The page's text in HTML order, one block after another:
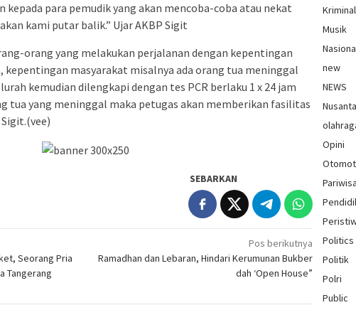
para pemudik yang akan mencoba-coba atau nekat
kami putar balik.” Ujar AKBP Sigit
orang yang melakukan perjalanan dengan kepentingan
kepentingan masyarakat misalnya ada orang tua meninggal
kemudian dilengkapi dengan tes PCR berlaku 1 x 24 jam
tua yang meninggal maka petugas akan memberikan fasilitas
SEBARKAN
Seorang Pria
Tangerang
Pos berikutnya
Ramadhan dan Lebaran, Hindari Kerumunan Bukber
dah ‘Open House”
Kriminal
Musik
new
NEWS
Opini
Politics
Politik
Polri
Public